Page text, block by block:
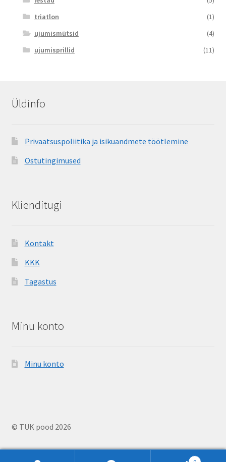
triatlon
(1)
ujumismütsid
(4)
ujumisprillid
(11)
Üldinfo
Privaatsuspoliitika ja isikuandmete töötlemine
Ostutingimused
Klienditugi
Kontakt
KKK
Tagastus
Minu konto
Minu konto
© TUK pood 2026